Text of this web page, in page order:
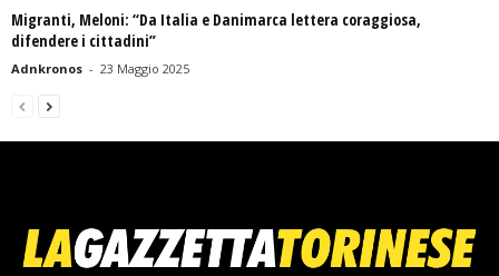
Migranti, Meloni: “Da Italia e Danimarca lettera coraggiosa,
difendere i cittadini”
Adnkronos - 23 Maggio 2025